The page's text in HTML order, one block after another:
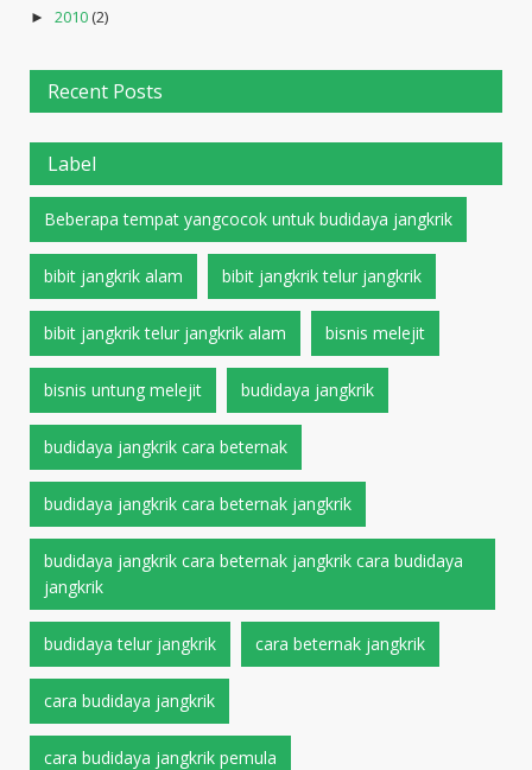
► 2010(2)
Recent Posts
Label
Beberapa tempat yangcocok untuk budidaya jangkrik
bibit jangkrik alam bibit jangkrik telur jangkrik
bibit jangkrik telur jangkrik alam bisnis melejit
bisnis untung melejit budidaya jangkrik
budidaya jangkrik cara beternak
budidaya jangkrik cara beternak jangkrik
budidaya jangkrik cara beternak jangkrik cara budidaya
jangkrik
budidaya telur jangkrik cara beternak jangkrik
cara budidaya jangkrik
cara budidaya jangkrik pemula